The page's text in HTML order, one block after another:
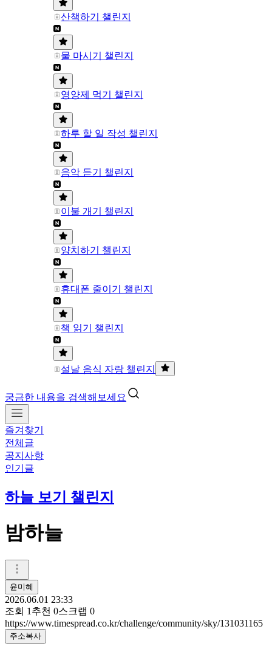
산책하기 챌린지
물 마시기 챌린지
영양제 먹기 챌린지
하루 할 일 작성 챌린지
음악 듣기 챌린지
이불 개기 챌린지
양치하기 챌린지
휴대폰 줄이기 챌린지
책 읽기 챌린지
설날 음식 자랑 챌린지
궁금한 내용을 검색해보세요
즐겨찾기
전체글
공지사항
인기글
하늘 보기 챌린지
밤하늘
윤미혜
2026.06.01 23:33
조회 1 추천 0스크랩 0
https://www.timespread.co.kr/challenge/community/sky/131031165
주소복사